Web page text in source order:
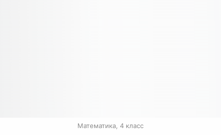
Математика, 4 класс